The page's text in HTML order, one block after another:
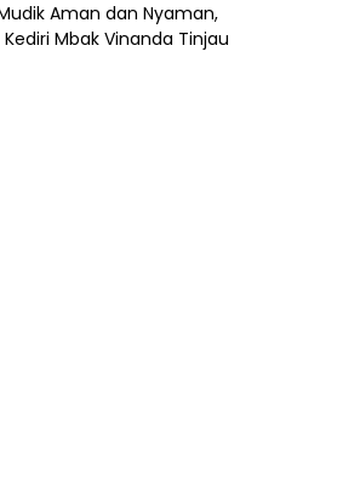
Aman dan Nyaman,
Mbak Vinanda Tinjau